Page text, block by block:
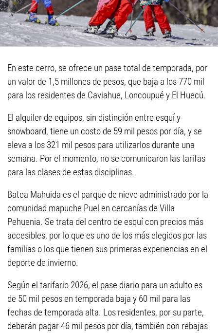
En este cerro, se ofrece un pase total de temporada, por
un valor de 1,5 millones de pesos, que baja a los 770 mil
para los residentes de Caviahue, Loncoupué y El Huecú.
El alquiler de equipos, sin distinción entre esquí y
snowboard, tiene un costo de 59 mil pesos por día, y se
eleva a los 321 mil pesos para utilizarlos durante una
semana. Por el momento, no se comunicaron las tarifas
para las clases de estas disciplinas.
Batea Mahuida es el parque de nieve administrado por la
comunidad mapuche Puel en cercanías de Villa
Pehuenia. Se trata del centro de esquí con precios más
accesibles, por lo que es uno de los más elegidos por las
familias o los que tienen sus primeras experiencias en el
deporte de invierno.
Según el tarifario 2026, el pase diario para un adulto es
de 50 mil pesos en temporada baja y 60 mil para las
fechas de temporada alta. Los residentes, por su parte,
deberán pagar 46 mil pesos por día, también con rebajas